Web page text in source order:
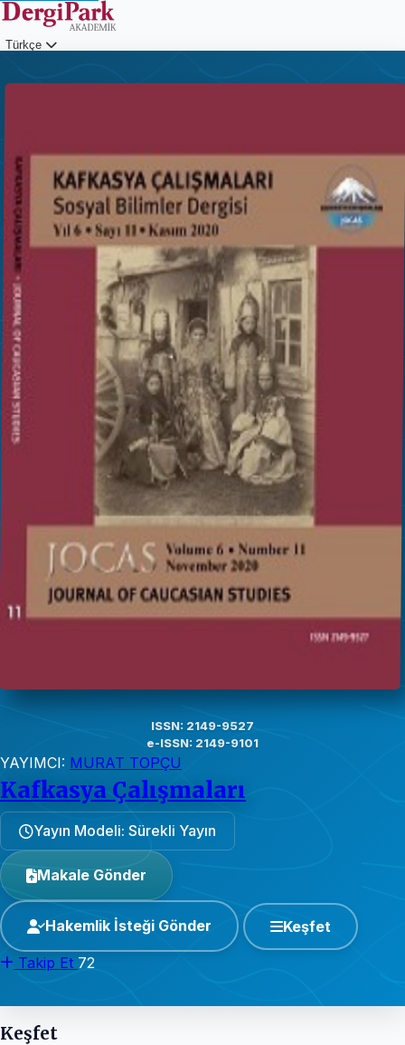
Türkçe
ISSN: 2149-9527
e-ISSN: 2149-9101
YAYIMCI: MURAT TOPÇU
Kafkasya Çalışmaları
Yayın Modeli: Sürekli Yayın
Makale Gönder
Hakemlik İsteği Gönder Keşfet
Takip Et 72
Keşfet